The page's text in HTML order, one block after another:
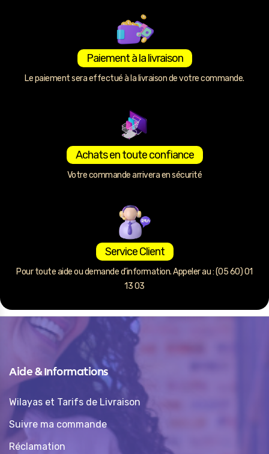
Paiement à la livraison
Le paiement sera effectué à la livraison de votre commande.
Achats en toute confiance
Votre commande arrivera en sécurité
Service Client
Pour toute aide ou demande d’information. Appeler au : (05 60) 01
13 03
Aide & Informations
Wilayas et Tarifs de Livraison
Suivre ma commande
Réclamation